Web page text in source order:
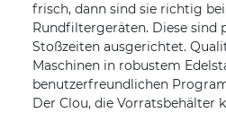
frisch, dann sind sie richtig
Rundfiltergeräten. Diese sind
Stoßzeiten ausgerichtet.
Maschinen in robustem
benutzerfreundlichen
Der Clou, die Vorratsbehälter